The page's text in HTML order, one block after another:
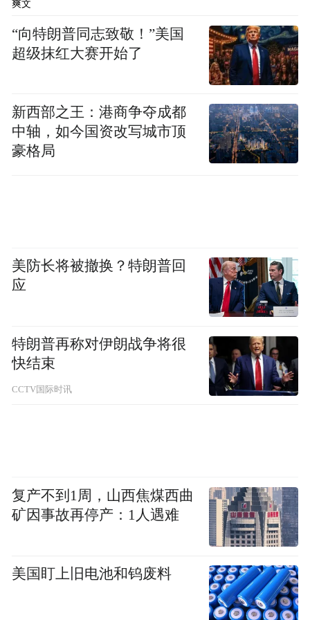
▎1979年伊斯兰革命彻底改变了伊朗的“交友模
式”、“交友心态”与“交友标准”。
转折点仍然是1979年伊斯兰革命。这个伊斯
兰革命呢，那就造成了伊朗他的无论是地区
目标的冲撞，发展目标的冲撞，价值观的冲
撞。
义政权，他呢出于自己的价值追求，他把美
国、以色列以及美国领导下的这个霸权秩序
作为了他伊斯兰革命的对象，进行战斗的对
爽文
“向特朗普同志致敬！”美国
超级抹红大赛开始了
新西部之王：港商争夺成都
中轴，如今国资改写城市顶
豪格局
美防长将被撤换？特朗普回
应
特朗普再称对伊朗战争将很
快结束
CCTV国际时讯
复产不到1周，山西焦煤西曲
矿因事故再停产：1人遇难
美国盯上旧电池和钨废料